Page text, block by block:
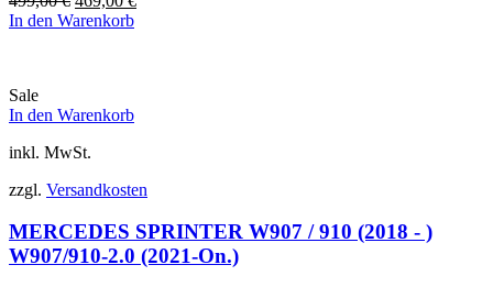
Preis
In den Warenkorb
Sale
In den Warenkorb
inkl. MwSt.
zzgl. Versandkosten
MERCEDES SPRINTER W907 / 910 (2018 - )
W907/910-2.0 (2021-On.)